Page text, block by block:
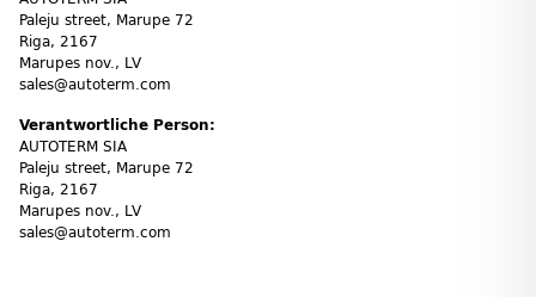
Paleju street, Marupe 72
Riga, 2167
Marupes nov., LV
sales@autoterm.com
Verantwortliche Person:
AUTOTERM SIA
Paleju street, Marupe 72
Riga, 2167
Marupes nov., LV
sales@autoterm.com